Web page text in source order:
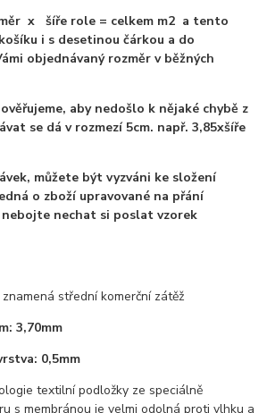
x šíře role = celkem m2 a tento
i s desetinou čárkou a do
objednávaný rozměr v běžných
aby nedošlo k nějaké chybě z
se dá v rozmezí 5cm. např. 3,85xšíře
můžete být vyzváni ke složení
o zboží upravované na přání
nechat si poslat vzorek
znamená střední komerční zátěž
3,70mm
0,5mm
textilní podložky ze speciálně
s membránou je velmi odolná proti vlhku a